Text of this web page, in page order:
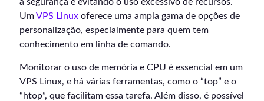
UmVPS Linux oferece uma ampla gama de opções de
personalização, especialmente para quem tem
conhecimento em linha de comando.
Monitorar o uso de memória e CPU é essencial em um
VPS Linux, e há várias ferramentas, como o “top” e o
“htop”, que facilitam essa tarefa. Além disso, é possível